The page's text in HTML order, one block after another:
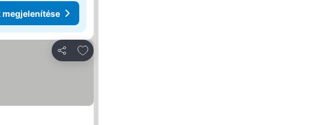
megjelenítése
Megosztás
Hozzáadás a kedvencekhez